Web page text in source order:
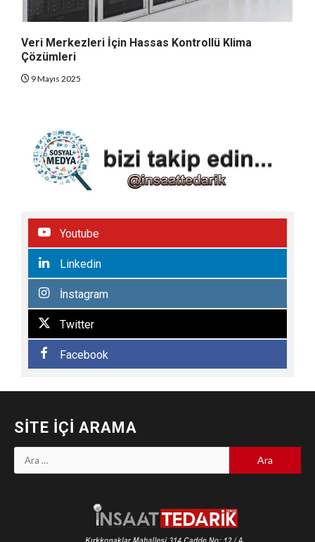
Veri Merkezleri İçin Hassas Kontrollü Klima
Çözümleri
9 Mayıs 2025
Youtube
Linkedin
İnstagram
Twitter
Facebook
SITE İÇI ARAMA
Arama: